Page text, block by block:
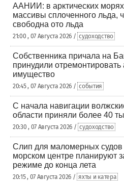
ААНИИ: в арктических
массивы сплоченного льда,
свободна ото льда
21:00 , 07 Августа 2026 / судоходство
Собственника причала на
принудили
имущество
20:45 , 07 Августа 2026 / события
С начала навигации
области приняли более 40
20:30 , 07 Августа 2026 / судоходство
Слип для маломерных судов
морском центре планируют
режиме до конца лета
20:15 , 07 Августа 2026 / яхты и катера